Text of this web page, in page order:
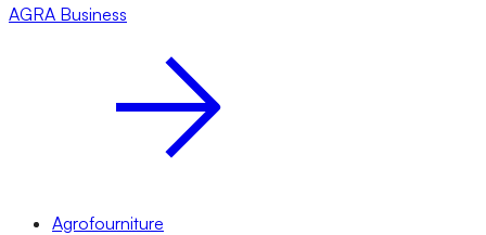
AGRA Business
Agrofourniture